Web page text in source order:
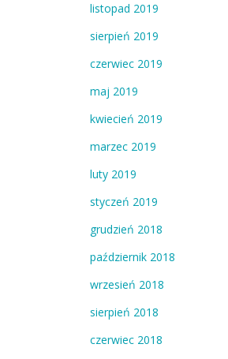
listopad 2019
sierpień 2019
czerwiec 2019
maj 2019
kwiecień 2019
marzec 2019
luty 2019
styczeń 2019
grudzień 2018
październik 2018
wrzesień 2018
sierpień 2018
czerwiec 2018